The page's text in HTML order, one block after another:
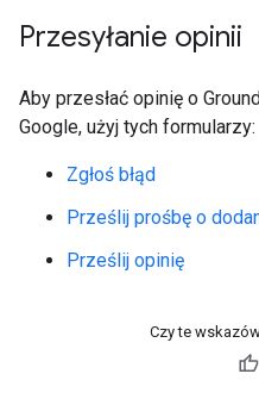
Przesyłanie opinii
Aby przesłać opinię o
Google, użyj tych formularzy:
Zgłoś błąd
Prześlij prośbę o
Prześlij opinię
Czy te